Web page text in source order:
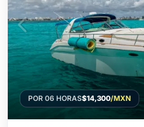
POR 06 HORAS$14,300/MXN